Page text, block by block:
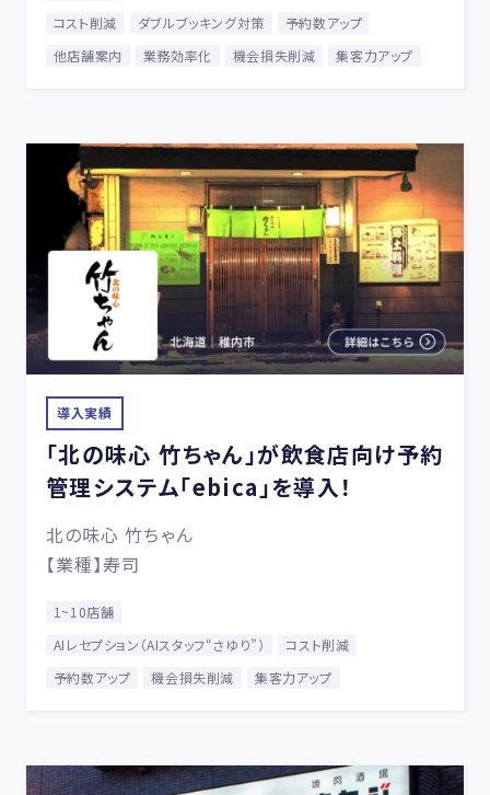
コスト削減
ダブルブッキング対策
予約数アップ
他店舗案内
業務効率化 機会損失削減 集客力アップ
導入実績
「北の味心 竹ちゃん」が飲食店向け予約
管理システム「ebica」を導入！
北の味心 竹ちゃん
【業種】寿司
1~10店舗
AIレセプション（AIスタッフ“さゆり”）
コスト削減
予約数アップ
機会損失削減 集客力アップ